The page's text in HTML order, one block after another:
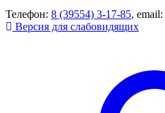
Телефон: 8 (39554) 3-17-85, email:
Версия для слабовидящих